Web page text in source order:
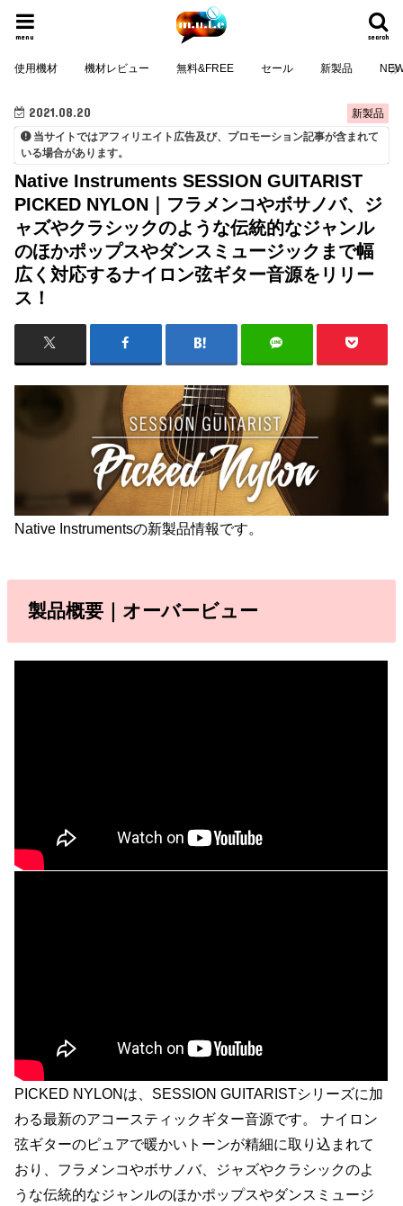
search
menu
使用機材 機材レビュー 無料&FREE セール 新製品
新製品
2021.08.20
当サイトではアフィリエイト広告及び、プロモーション記事が含まれて
いる場合があります。
Native Instruments SESSION GUITARIST
PICKED NYLON｜フラメンコやボサノバ、ジ
ャズやクラシックのような伝統的なジャンル
のほかポップスやダンスミュージックまで幅
広く対応するナイロン弦ギター音源をリリー
ス！
Native Instrumentsの新製品情報です。
製品概要｜オーバービュー
PICKED NYLONは、SESSION GUITARISTシリーズに加
わる最新のアコースティックギター音源です。 ナイロン
弦ギターのピュアで暖かいトーンが精細に取り込まれて
おり、フラメンコやボサノバ、ジャズやクラシックのよ
うな伝統的なジャンルのほかポップスやダンスミュージ